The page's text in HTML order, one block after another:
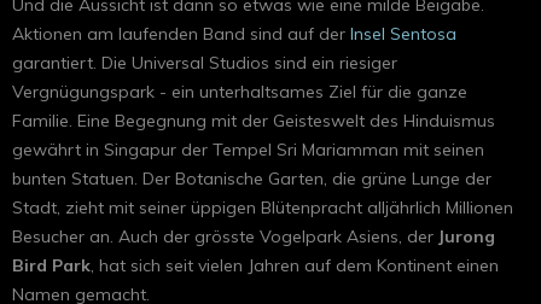
Und die Aussicht ist dann so etwas wie eine milde Beigabe.
Aktionen am laufenden Band sind auf der Insel Sentosa
garantiert. Die Universal Studios sind ein riesiger
Vergnügungspark - ein unterhaltsames Ziel für die ganze
Familie. Eine Begegnung mit der Geisteswelt des Hinduismus
gewährt in Singapur der Tempel Sri Mariamman mit seinen
bunten Statuen. Der Botanische Garten, die grüne Lunge der
Stadt, zieht mit seiner üppigen Blütenpracht alljährlich Millionen
Besucher an. Auch der grösste Vogelpark Asiens, der Jurong
Bird Park, hat sich seit vielen Jahren auf dem Kontinent einen
Namen gemacht.